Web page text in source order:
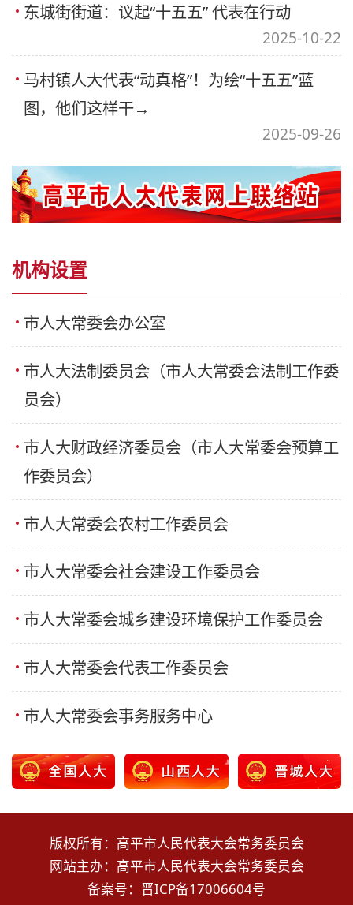
东城街街道：议起“十五五” 代表在行动
2025-10-22
马村镇人大代表“动真格”！为绘“十五五”蓝
图，他们这样干→
2025-09-26
机构设置
市人大常委会办公室
市人大法制委员会（市人大常委会法制工作委
员会）
市人大财政经济委员会（市人大常委会预算工
作委员会）
市人大常委会农村工作委员会
市人大常委会社会建设工作委员会
市人大常委会城乡建设环境保护工作委员会
市人大常委会代表工作委员会
市人大常委会事务服务中心
版权所有：高平市人民代表大会常务委员会
网站主办：高平市人民代表大会常务委员会
备案号： 晋ICP备17006604号